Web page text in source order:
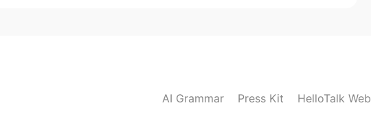
AI Grammar Press Kit HelloTalk Web